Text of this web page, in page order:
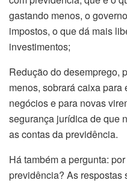
gastando menos, o
impostos, o que dá mais
investimentos;
Redução do desemprego,
menos, sobrará caixa
negócios e para novas
segurança jurídica de que
as contas da previdência.
Há também a pergunta:
previdência? As respostas